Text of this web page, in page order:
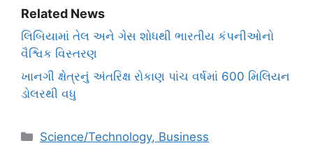
Related News
લિબિયામાં તેલ અને ગેસ શોધથી ભારતીય કંપનીઓનો
વૈશ્વિક વિસ્તરણ
ખાનગી ક્ષેત્રનું અંતરિક્ષ રોકાણ પાંચ વર્ષમાં 600 મિલિયન
ડોલરથી વધુ
Categories
Science/Technology, Business